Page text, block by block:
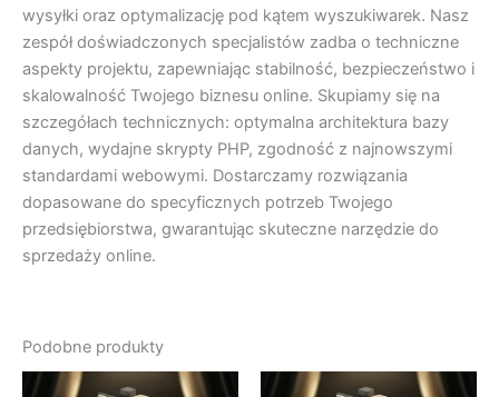
wysyłki oraz optymalizację pod kątem wyszukiwarek. Nasz
zespół doświadczonych specjalistów zadba o techniczne
aspekty projektu, zapewniając stabilność, bezpieczeństwo i
skalowalność Twojego biznesu online. Skupiamy się na
szczegółach technicznych: optymalna architektura bazy
danych, wydajne skrypty PHP, zgodność z najnowszymi
standardami webowymi. Dostarczamy rozwiązania
dopasowane do specyficznych potrzeb Twojego
przedsiębiorstwa, gwarantując skuteczne narzędzie do
sprzedaży online.
Podobne produkty